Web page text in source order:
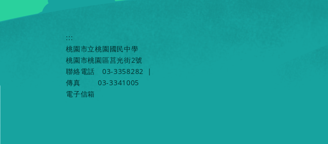
:::
桃園市立桃園國民中學
桃園市桃園區莒光街2號
聯絡電話
03-3358282
|
傳真
03-3341005
電子信箱